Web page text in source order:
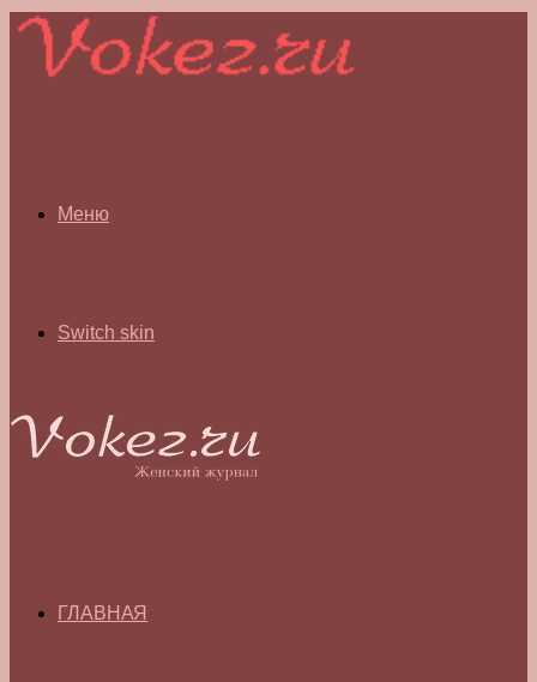
Меню
Switch skin
ГЛАВНАЯ